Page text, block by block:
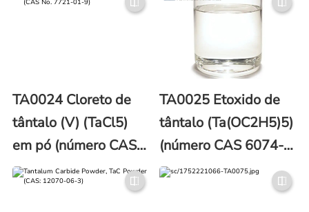
TA0024 Cloreto de
tântalo (V) (TaCl5)
em pó (número CAS
7721-01-9)
TA0025 Etoxido de
tântalo (Ta(OC2H5)5)
(número CAS 6074-
84-6)